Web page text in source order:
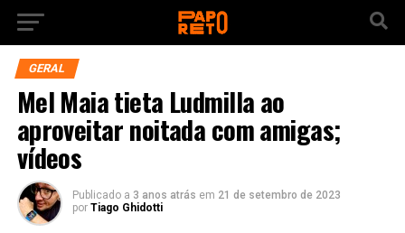
GERAL
Mel Maia tieta Ludmilla ao
aproveitar noitada com amigas;
vídeos
Publicado a 3 anos atrás em 21 de setembro de 2023
por Tiago Ghidotti